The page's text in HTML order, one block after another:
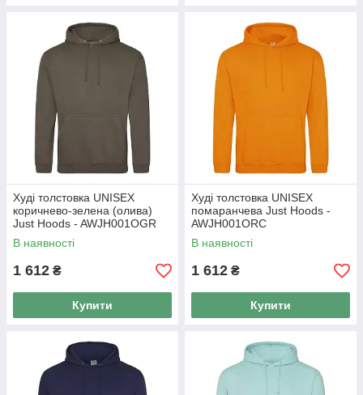
Худі толстовка UNISEX
коричнево-зелена (олива)
Just Hoods - AWJH001OGR
В наявності
1 612 ₴
Купити
Худі толстовка UNISEX
помаранчева Just Hoods -
AWJH001ORC
В наявності
1 612 ₴
Купити